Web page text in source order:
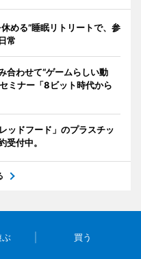
める”睡眠リトリートで、参
常
合わせて“ゲームらしい動
ミナー「8ビット時代から
ッドフード」のプラスチッ
受付中。
ぶ 買う